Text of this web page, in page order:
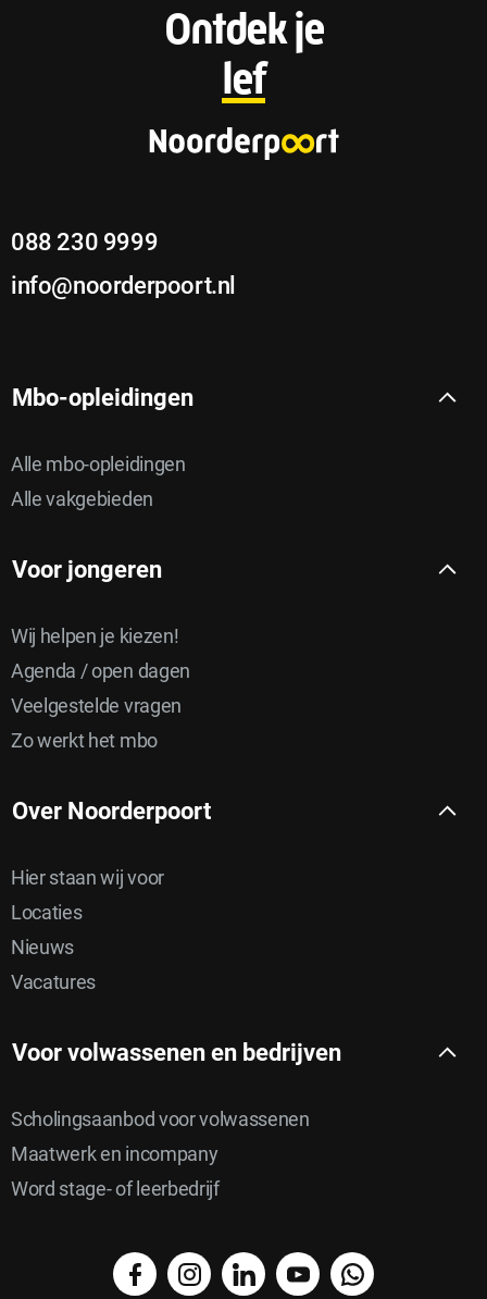
F
o
o
Ontdek je
lef
088 230 9999
info@noorderpoort.nl
Mbo-opleidingen
Alle mbo-opleidingen
Alle vakgebieden
Voor jongeren
Wij helpen je kiezen!
Agenda / open dagen
Veelgestelde vragen
Zo werkt het mbo
Over Noorderpoort
Hier staan wij voor
Locaties
Nieuws
Vacatures
Voor volwassenen en bedrijven
Scholingsaanbod voor volwassenen
Maatwerk en incompany
Word stage- of leerbedrijf
facebookinstagramlinkedinYouTubeWhatsApp